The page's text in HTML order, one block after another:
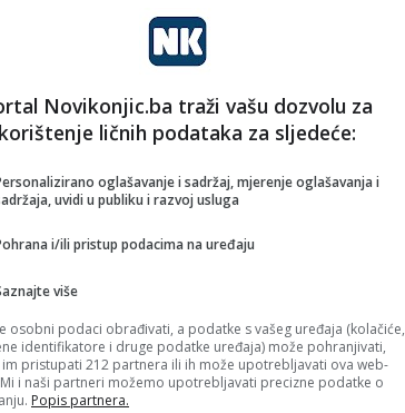
i interpretirati posebnost ovog
Damir Šabić istaknuo je kako je cilj
i ljubitelja umjetnosti, a ne samo
Novikonjic.ba traži vašu dozvolu za
korištenje ličnih podataka za sljedeće:
oglašavanje i sadržaj, mjerenje oglašavanja i
uvidi u publiku i razvoj usluga
i/ili pristup podacima na uređaju
više
osobni podaci obrađivati, a podatke s vašeg uređaja (kolačiće,
identifikatore i druge podatke uređaja) može pohranjivati,
pristupati 212 partnera ili ih može upotrebljavati ova web-
i naši partneri možemo upotrebljavati precizne podatke o
Popis partnera.